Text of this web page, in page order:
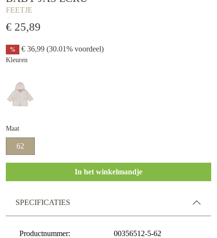
FEETJE
€ 25,89
% € 36,99 (30.01% voordeel)
Kleuren
Maat
62
In het winkelmandje
SPECIFICATIES
Productnummer: 00356512-5-62